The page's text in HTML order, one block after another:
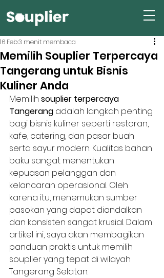
Memilih Souplier Terpercaya
Tangerang untuk Bisnis
Kuliner Anda
16 Feb3 menit membaca
Memilih souplier terpercaya
Tangerang adalah langkah penting
bagi bisnis kuliner seperti restoran,
kafe, catering, dan pasar buah
serta sayur modern. Kualitas bahan
baku sangat menentukan
kepuasan pelanggan dan
kelancaran operasional. Oleh
karena itu, menemukan sumber
pasokan yang dapat diandalkan
dan konsisten sangat krusial. Dalam
artikel ini, saya akan membagikan
panduan praktis untuk memilih
souplier yang tepat di wilayah
Tangerang Selatan.